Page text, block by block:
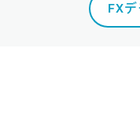
FX